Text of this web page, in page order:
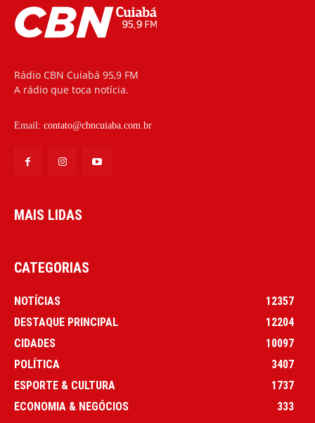
Rádio CBN Cuiabá 95,9 FM
A rádio que toca notícia.
Email: contato@cbncuiaba.com.br
MAIS LIDAS
CATEGORIAS
NOTÍCIAS
12357
DESTAQUE PRINCIPAL
12204
CIDADES
10097
POLÍTICA
3407
ESPORTE & CULTURA
1737
ECONOMIA & NEGÓCIOS
333